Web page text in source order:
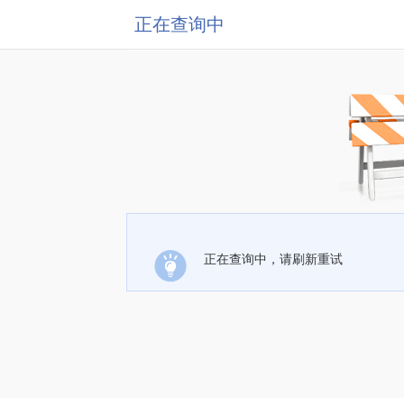
正在查询中
正在查询中，请刷新重试